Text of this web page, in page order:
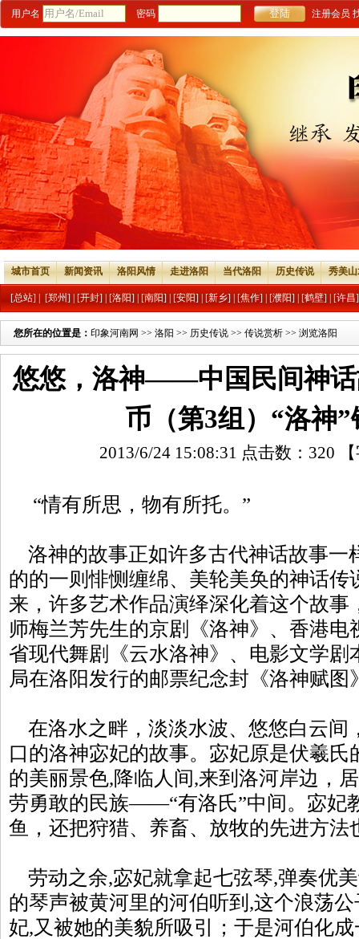
用户名 密码 注册会员
城市首页 新闻资讯 洛阳风情 走进洛阳 当代洛阳 历史传说 秀美
[总站] [郑州] [开封] [洛阳] [南阳] [安阳] [新乡] [焦作] [濮阳] [鹤壁] [许昌]
您所在的位置是： 印象河南网 >> 洛阳 >> 历史传说 >> 传说赏析 >> 浏览洛阳
悠悠，洛神——中国民间神话
币（第3组）“洛神
2013/6/24 15:08:31 点击数： 320
“情有所思，物有所托。”
洛神的故事正如许多古代神话故事一
的的一则悱恻缠绵、美轮美奂的神话传
来，许多艺术作品演绎深化着这个故事
师梅兰芳先生的京剧《洛神》、香港
省现代舞剧《云水洛神》、电影文学剧
局在洛阳发行的邮票纪念封《洛神赋
在洛水之畔，淡淡水波、悠悠白云间
口的洛神宓妃的故事。宓妃原是伏羲
的美丽景色,降临人间,来到洛河岸边，
劳勇敢的民族——“有洛氏”中间。宓妃
鱼，还把狩猎、养畜、放牧的先进方
劳动之余,宓妃就拿起七弦琴,弹奏优
的琴声被黄河里的河伯听到,这个浪荡
妃,又被她的美貌所吸引；于是河伯化